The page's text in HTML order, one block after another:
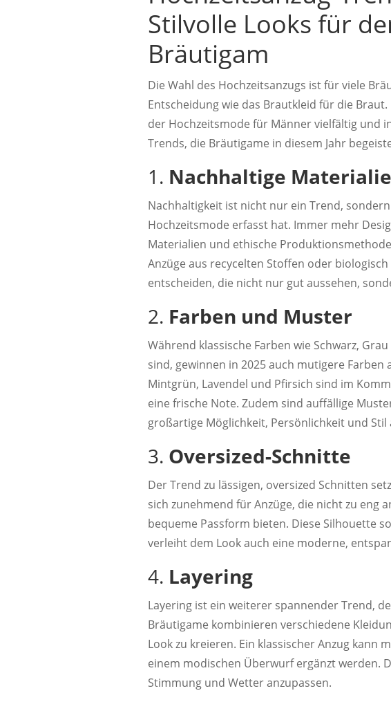
Stilvolle Looks für
Bräutigam
Die Wahl des Hochzeitsanzugs ist für viele
Entscheidung wie das Brautkleid für die Braut.
der Hochzeitsmode für Männer vielfältig und
Trends, die Bräutigame in diesem Jahr
1. Nachhaltige
Nachhaltigkeit ist nicht nur ein Trend,
Hochzeitsmode erfasst hat. Immer mehr
Materialien und ethische
Anzüge aus recycelten Stoffen oder
entscheiden, die nicht nur gut aussehen,
2. Farben und Muster
Während klassische Farben wie Schwarz,
sind, gewinnen in 2025 auch mutigere Farben
Mintgrün, Lavendel und Pfirsich sind im
eine frische Note. Zudem sind auffällige
großartige Möglichkeit, Persönlichkeit und Stil
3. Oversized-Schnitte
Der Trend zu lässigen, oversized Schnitten
sich zunehmend für Anzüge, die nicht zu eng
bequeme Passform bieten. Diese Silhouette
verleiht dem Look auch eine moderne,
4. Layering
Layering ist ein weiterer spannender Trend,
Bräutigame kombinieren verschiedene
Look zu kreieren. Ein klassischer Anzug kann
einem modischen Überwurf ergänzt werden.
Stimmung und Wetter anzupassen.